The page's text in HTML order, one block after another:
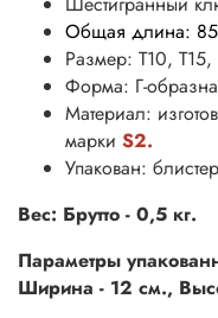
Общая длина:
Размер: T10,
Форма: Г-
Материал:
марки S2.
Упакован: блистер
Вес: Брутто - 0,5 кг.
Параметры
Ширина - 12 см.,